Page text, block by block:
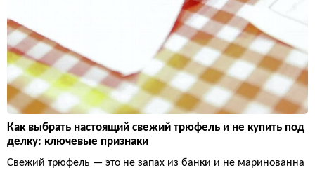
Как выбрать настоящий свежий трюфель и не купить под
делку: ключевые признаки
Свежий трюфель — это не запах из банки и не маринованна